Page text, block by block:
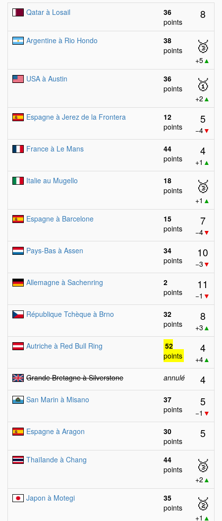
Qatar à Losail
36
points
8
Argentine à Rio Hondo
38
points
🥉
+5▲
USA à Austin
36
points
🥇
+2 ▲
Espagne à Jerez de la Frontera
12
points
5
−4▼
France à Le Mans
44
points
4
+1 ▲
Italie au Mugello
18
points
🥉
+1 ▲
Espagne à Barcelone
15
points
7
−4▼
Pays-Bas à Assen
34
points
10
−3 ▼
Allemagne à Sachenring
2
points
11
−1 ▼
République Tchèque à Brno
32
points
8
+3 ▲
Autriche à Red Bull Ring
52
points
4
+4▲
Grande Bretagne à Silverstone
annulé 4
San Marin à Misano
37
points
5
−1 ▼
Espagne à Aragon
30
points
5
Thaïlande à Chang
44
points
🥉
+2 ▲
Japon à Motegi
35
points
🥈
+1 ▲